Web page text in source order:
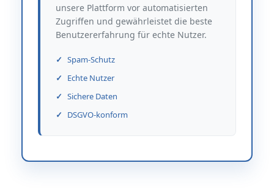
unsere Plattform vor automatisierten
Zugriffen und gewährleistet die beste
Benutzererfahrung für echte Nutzer.
Spam-Schutz
Echte Nutzer
Sichere Daten
DSGVO-konform